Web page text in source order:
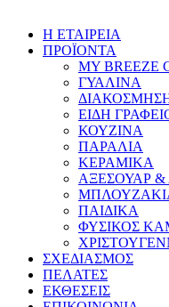
Η ΕΤΑΙΡΕΙΑ
ΠΡΟΪΟΝΤΑ
MY BREEZE
ΓΥΑΛΙΝΑ
ΕΙΔΗ
ΚΟΥΖΙΝΑ
ΠΑΡΑΛΙΑ
ΚΕΡΑΜΙΚΑ
ΑΞΕΣΟΥΑΡ
ΠΑΙΔΙΚΑ
ΦΥΣΙΚΟΣ
ΣΧΕΔΙΑΣΜΟΣ
ΠΕΛΑΤΕΣ
ΕΚΘΕΣΕΙΣ